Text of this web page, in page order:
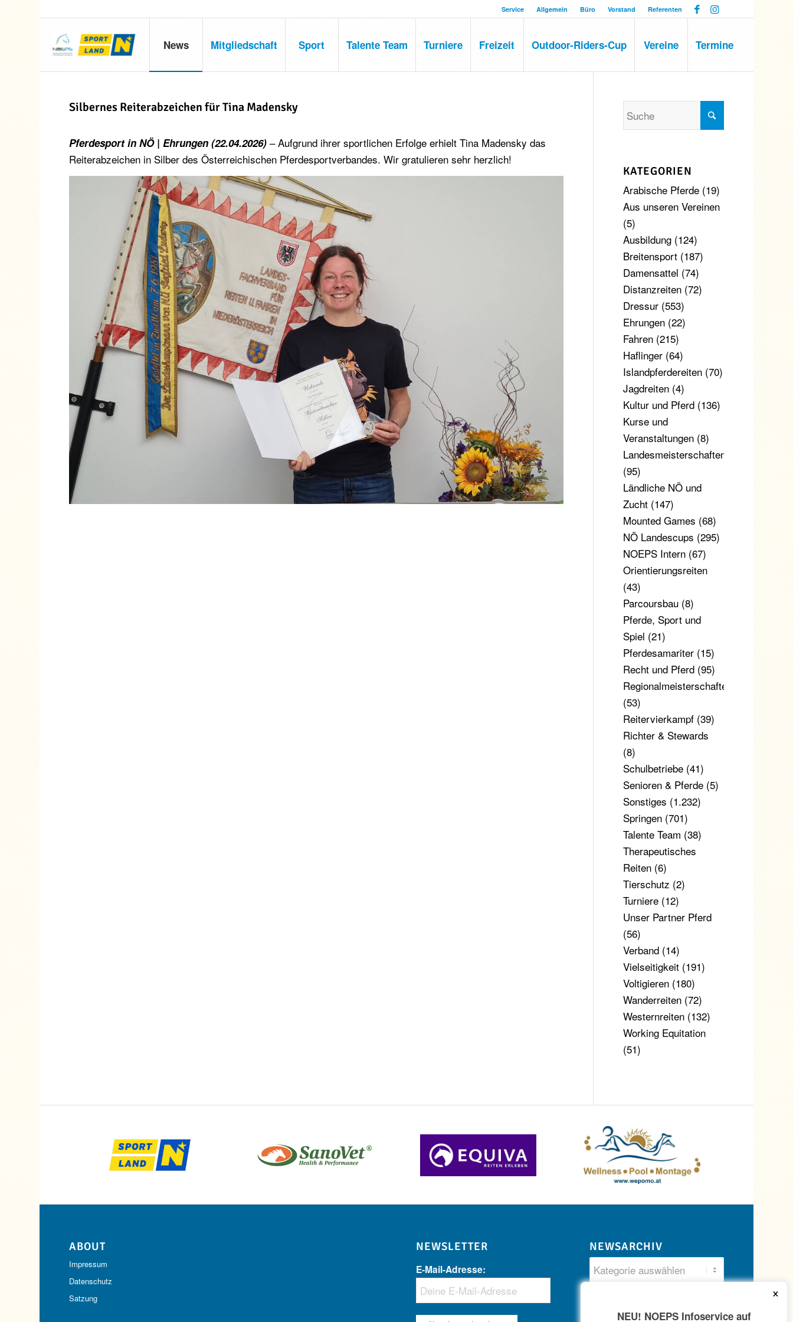
Service Allgemein Büro Vorstand Referenten
News Mitgliedschaft Sport Talente Team Turniere Freizeit Outdoor-Riders-Cup Vereine Termine
Silbernes Reiterabzeichen für Tina Madensky
Pferdesport in NÖ | Ehrungen (22.04.2026) – Aufgrund ihrer sportlichen Erfolge erhielt Tina Madensky das
Reiterabzeichen in Silber des Österreichischen Pferdesportverbandes. Wir gratulieren sehr herzlich!
KATEGORIEN
Arabische Pferde(19)
Aus unseren Vereinen
(5)
Ausbildung(124)
Breitensport(187)
Damensattel (74)
Distanzreiten(72)
Dressur(553)
Ehrungen(22)
Fahren(215)
Haflinger(64)
Islandpferdereiten(70)
Jagdreiten(4)
Kultur und Pferd(136)
Kurse und
Veranstaltungen(8)
Landesmeisterschaften
(95)
Ländliche NÖ und
Zucht(147)
Mounted Games (68)
NÖ Landescups (295)
NOEPS Intern(67)
Orientierungsreiten
(43)
Parcoursbau(8)
Pferde, Sport und
Spiel (21)
Pferdesamariter(15)
Recht und Pferd(95)
Regionalmeisterschaften
(53)
Reitervierkampf(39)
Richter & Stewards
(8)
Schulbetriebe(41)
Senioren & Pferde(5)
Sonstiges (1.232)
Springen(701)
Talente Team (38)
Therapeutisches
Reiten(6)
Tierschutz (2)
Turniere(12)
Unser Partner Pferd
(56)
Verband(14)
Vielseitigkeit(191)
Voltigieren(180)
Wanderreiten(72)
Westernreiten(132)
Working Equitation
(51)
ABOUT
Impressum
Datenschutz
Satzung
NEWSLETTER
E-Mail-Adresse:
NEWSARCHIV
×
NEU! NOEPS Infoservice auf